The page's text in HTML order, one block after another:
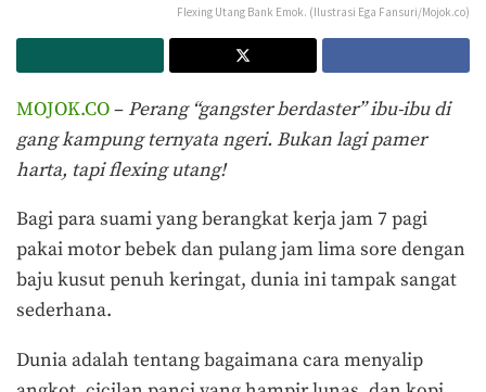
Flexing Utang Bank Emok. (Ilustrasi Ega Fansuri/Mojok.co)
MOJOK.CO– Perang “gangster berdaster” ibu-ibu di
gang kampung ternyata ngeri. Bukan lagi pamer
harta, tapi flexing utang!
Bagi para suami yang berangkat kerja jam 7 pagi
pakai motor bebek dan pulang jam lima sore dengan
baju kusut penuh keringat, dunia ini tampak sangat
sederhana.
Dunia adalah tentang bagaimana cara menyalip